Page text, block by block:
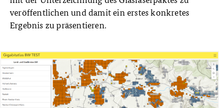
veröffentlichen und damit ein erstes konkretes
Ergebnis zu präsentieren.